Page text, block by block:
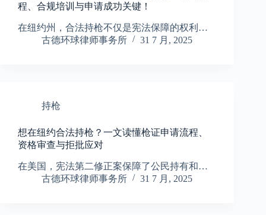
程、合规培训与申请成功关键！
在纽约州，合法持枪不仅是宪法保障的权利…
古德环球律师事务所
31 7 月, 2025
持枪
想在纽约合法持枪？一文读懂枪证申请流程、
资格审查与拒批应对
在美国，宪法第二修正案保障了公民持有和…
古德环球律师事务所
31 7 月, 2025